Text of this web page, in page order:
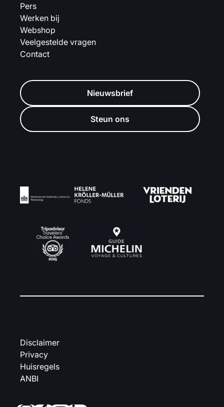
Pers
Werken bij
Webshop
Veelgestelde vragen
Contact
Nieuwsbrief
Steun ons
Disclaimer
Privacy
Huisregels
ANBI